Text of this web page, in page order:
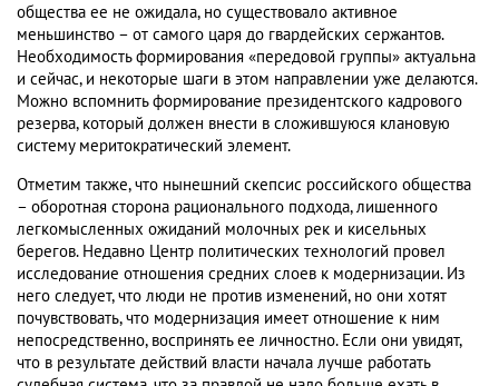
общества ее не ожидала, но существовало активное
меньшинство – от самого царя до гвардейских сержантов.
Необходимость формирования «передовой группы» актуальна
и сейчас, и некоторые шаги в этом направлении уже делаются.
Можно вспомнить формирование президентского кадрового
резерва, который должен внести в сложившуюся клановую
систему меритократический элемент.
Отметим также, что нынешний скепсис российского общества
– оборотная сторона рационального подхода, лишенного
легкомысленных ожиданий молочных рек и кисельных
берегов. Недавно Центр политических технологий провел
исследование отношения средних слоев к модернизации. Из
него следует, что люди не против изменений, но они хотят
почувствовать, что модернизация имеет отношение к ним
непосредственно, воспринять ее личностно. Если они увидят,
что в результате действий власти начала лучше работать